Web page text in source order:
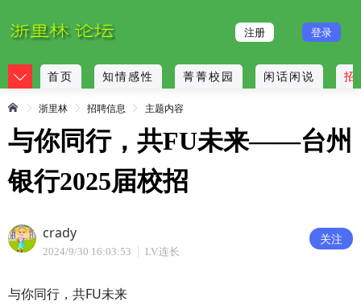
注册 登录
首页 知情感性 菁菁校园 闲话闲说 招
浙里林 招聘信息 主题内容
与你同行，共FU未来——台州
银行2025届校招
crady
2024/9/30 16:03:53 LV.连长
关注
与你同行，共FU未来